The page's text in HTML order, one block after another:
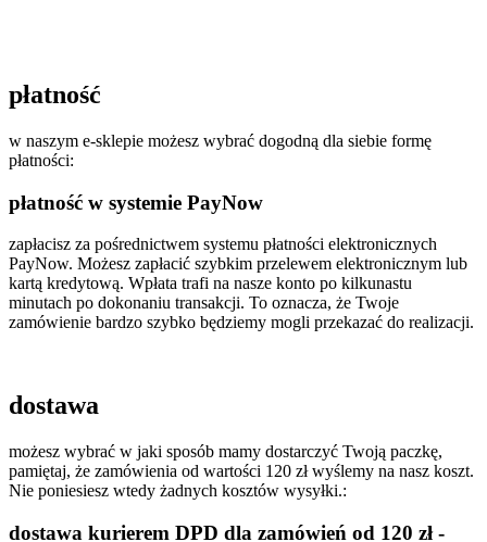
płatność
w naszym e-sklepie możesz wybrać dogodną dla siebie formę
płatności:
płatność w systemie PayNow
zapłacisz za pośrednictwem systemu płatności elektronicznych
PayNow. Możesz zapłacić szybkim przelewem elektronicznym lub
kartą kredytową. Wpłata trafi na nasze konto po kilkunastu
minutach po dokonaniu transakcji. To oznacza, że Twoje
zamówienie bardzo szybko będziemy mogli przekazać do realizacji.
dostawa
możesz wybrać w jaki sposób mamy dostarczyć Twoją paczkę,
pamiętaj, że zamówienia od wartości 120 zł wyślemy na nasz koszt.
Nie poniesiesz wtedy żadnych kosztów wysyłki.:
dostawa kurierem DPD dla zamówień od 120 zł -